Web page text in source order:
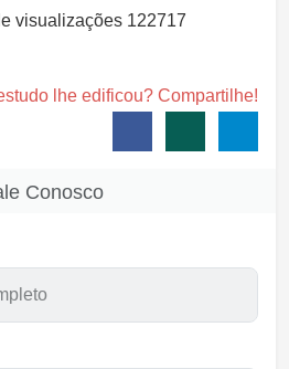
visualizações 122717
lhe edificou? Compartilhe!
Conosco